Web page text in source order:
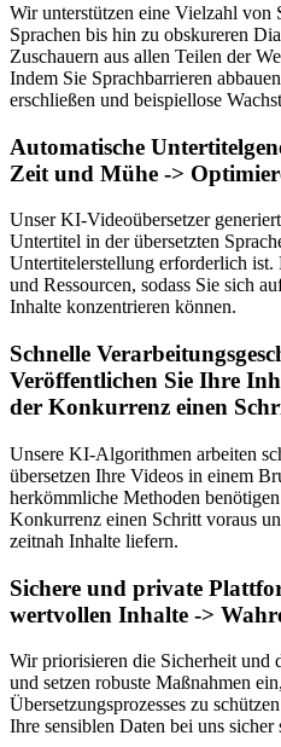
Wir unterstützen eine Vielzahl von
Sprachen bis hin zu obskureren
Zuschauern aus allen Teilen der
Indem Sie Sprachbarrieren
erschließen und beispiellose
Automatische
Zeit und Mühe ->
Unser KI-Videoübersetzer
Untertitel in der übersetzten
Untertitelerstellung erforderlich
und Ressourcen, sodass Sie sich
Inhalte konzentrieren können.
Schnelle
Veröffentlichen Sie Ihre
der Konkurrenz einen
Unsere KI-Algorithmen arbeiten
übersetzen Ihre Videos in einem
herkömmliche Methoden
Konkurrenz einen Schritt voraus
zeitnah Inhalte liefern.
Sichere und private
wertvollen Inhalte ->
Wir priorisieren die Sicherheit und
und setzen robuste Maßnahmen
Übersetzungsprozesses zu
Ihre sensiblen Daten bei uns sicher